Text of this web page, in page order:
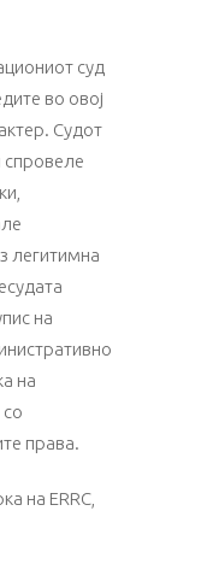
суд
во овој
Судот
спровеле
легитимна
на
на
права.
на ERRC,